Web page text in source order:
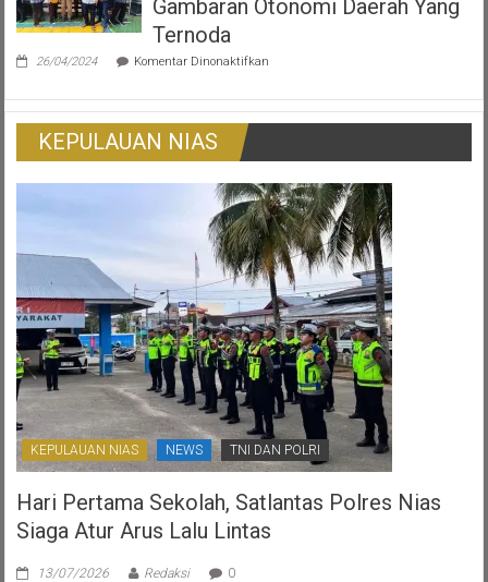
Timur
Butuh
Tradisional
Gambaran Otonomi Daerah Yang
Ternoda
26/04/2024 Komentar Dinonaktifkan
Korban
Surat
Gambaran
Daerah
Yang
Ternoda
KEPULAUAN NIAS
KEPULAUAN NIAS NEWS TNI DAN POLRI
Hari Pertama Sekolah, Satlantas Polres Nias
Siaga Atur Arus Lalu Lintas
13/07/2026 Redaksi 0